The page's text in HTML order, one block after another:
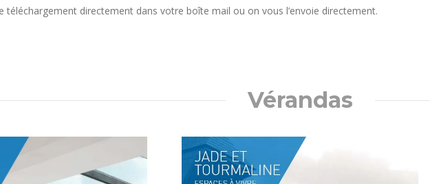
téléchargement directement dans votre boîte mail ou on vous l’envoie directement.
Vérandas